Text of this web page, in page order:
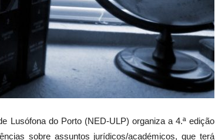
Lusófona do Porto (NED-ULP) organiza a 4.ª edição
sobre assuntos jurídicos/académicos, que terá